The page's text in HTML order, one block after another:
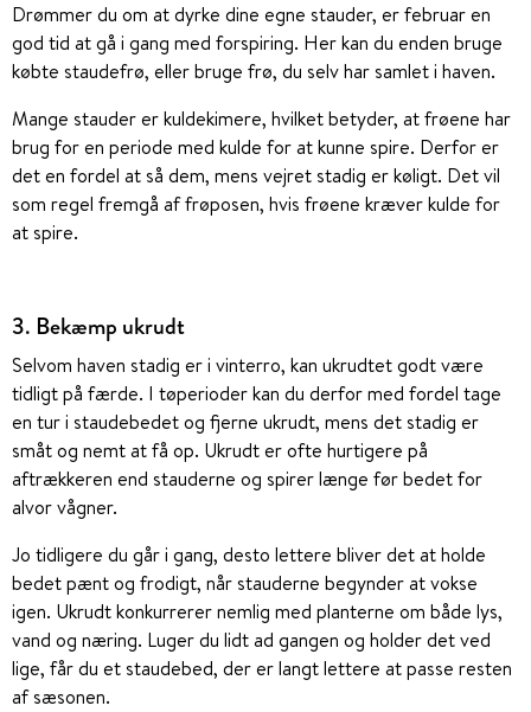
Drømmer du om at dyrke dine egne stauder, er februar en
god tid at gå i gang med forspiring. Her kan du enden bruge
købte staudefrø, eller bruge frø, du selv har samlet i haven.
Mange stauder er kuldekimere, hvilket betyder, at frøene har
brug for en periode med kulde for at kunne spire. Derfor er
det en fordel at så dem, mens vejret stadig er køligt. Det vil
som regel fremgå af frøposen, hvis frøene kræver kulde for
at spire.
3. Bekæmp ukrudt
Selvom haven stadig er i vinterro, kan ukrudtet godt være
tidligt på færde. I tøperioder kan du derfor med fordel tage
en tur i staudebedet og fjerne ukrudt, mens det stadig er
småt og nemt at få op. Ukrudt er ofte hurtigere på
aftrækkeren end stauderne og spirer længe før bedet for
alvor vågner.
Jo tidligere du går i gang, desto lettere bliver det at holde
bedet pænt og frodigt, når stauderne begynder at vokse
igen. Ukrudt konkurrerer nemlig med planterne om både lys,
vand og næring. Luger du lidt ad gangen og holder det ved
lige, får du et staudebed, der er langt lettere at passe resten
af sæsonen.